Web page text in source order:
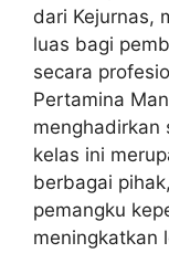
dari Kejurnas,
luas bagi
secara
Pertamina
menghadirkan
kelas ini
berbagai
pemangku
meningkatkan